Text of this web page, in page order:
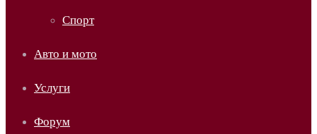
Спорт
Авто и мото
Услуги
Форум